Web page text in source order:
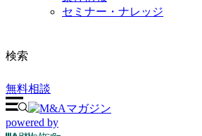
セミナー・ナレッジ
検索
無料相談
powered by